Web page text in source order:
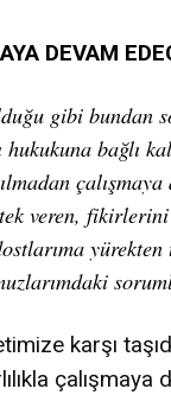
DEVAM
gibi bundan
hukukuna bağlı
veren,
karşı
çalışmaya